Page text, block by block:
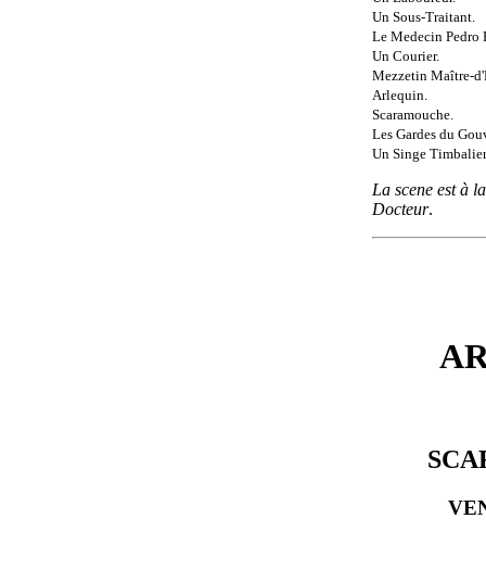
Un Sous-Traitant.
Le Medecin Pedro
Un Courier.
Mezzetin Maître-
Arlequin.
Scaramouche.
Les Gardes du
Un Singe
La scene est à
Docteur.